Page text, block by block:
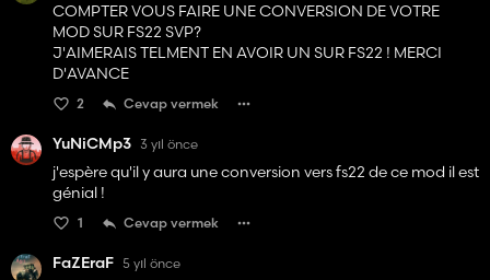
COMPTER VOUS FAIRE UNE CONVERSION DE VOTRE
MOD SUR FS22 SVP?
J'AIMERAIS TELMENT EN AVOIR UN SUR FS22 ! MERCI
D'AVANCE
2 Cevap vermek
YuNiCMp3 3 yıl önce
j'espère qu'il y aura une conversion vers fs22 de ce mod il est
génial !
1 Cevap vermek
FaZEraF 5 yıl önce